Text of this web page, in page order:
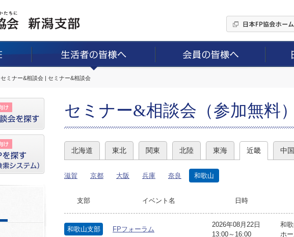
セミナー&相談会 | セミナー&相談会
セミナー&相談会（参加無料）
北海道 東北 関東 北陸 東海 近畿 中
滋賀 京都 大阪 兵庫 奈良 和歌山
支部 イベント名 日時
和歌山支部 FPフォーラム
2026年08月22日
13:00～16:00
和
ホ